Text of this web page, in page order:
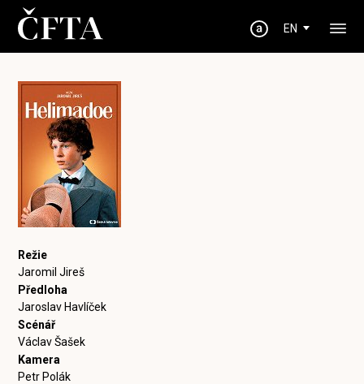
EN
Režie
Jaromil Jireš
Předloha
Jaroslav Havlíček
Scénář
Václav Šašek
Kamera
Petr Polák